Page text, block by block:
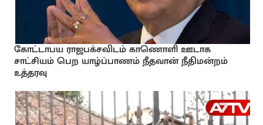
கோட்டாபய ராஜபக்சவிடம் காணொளி ஊடாக
சாட்சியம் பெற யாழ்ப்பாணம் நீதவான் நீதிமன்றம்
உத்தரவு